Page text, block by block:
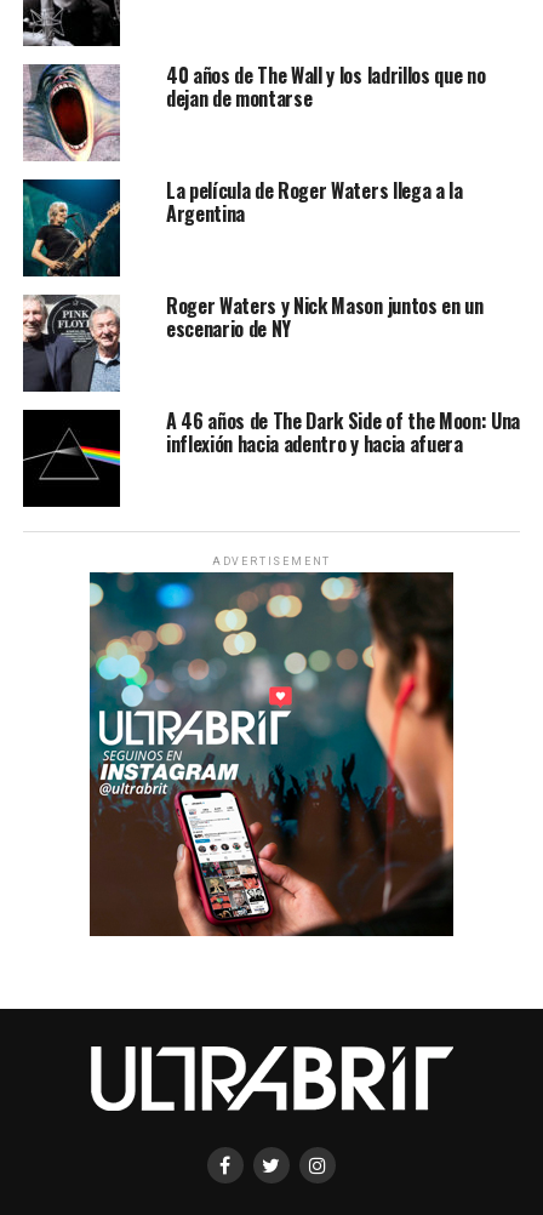
40 años de The Wall y los ladrillos que no
dejan de montarse
La película de Roger Waters llega a la
Argentina
Roger Waters y Nick Mason juntos en un
escenario de NY
A 46 años de The Dark Side of the Moon: Una
inflexión hacia adentro y hacia afuera
ADVERTISEMENT